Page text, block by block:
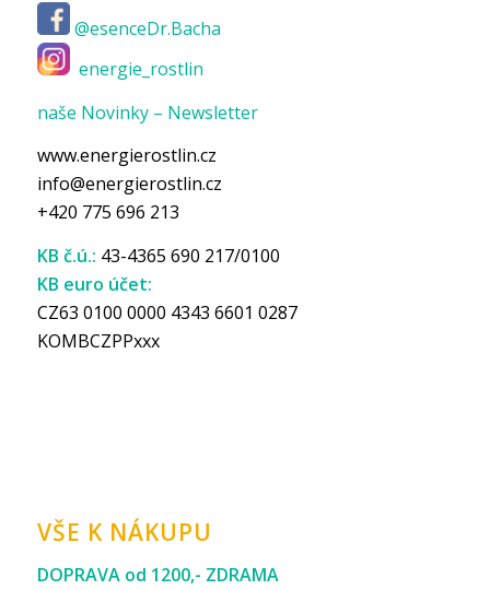
@esenceDr.Bacha
energie_rostlin
naše Novinky – Newsletter
www.energierostlin.cz
info@energierostlin.cz
+420 775 696 213
KB č.ú.: 43-4365 690 217/0100
KB euro účet:
CZ63 0100 0000 4343 6601 0287
KOMBCZPPxxx
VŠE K NÁKUPU
DOPRAVA od 1200,- ZDRAMA